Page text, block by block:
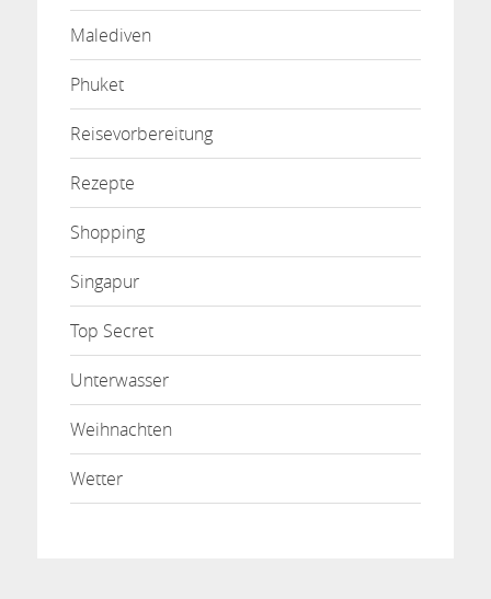
Malediven
Phuket
Reisevorbereitung
Rezepte
Shopping
Singapur
Top Secret
Unterwasser
Weihnachten
Wetter